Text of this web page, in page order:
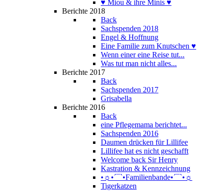
♥ Miou & ihre Minis ♥
Berichte 2018
Back
Sachspenden 2018
Engel & Hoffnung
Eine Familie zum Knutschen ♥
Wenn einer eine Reise tut...
Was tut man nicht alles...
Berichte 2017
Back
Sachspenden 2017
Grisabella
Berichte 2016
Back
eine Pflegemama berichtet...
Sachspenden 2016
Daumen drücken für Lillifee
Lillifee hat es nicht geschafft
Welcome back Sir Henry
Kastration & Kennzeichnung
•☼•´¯`•Familienbande•´¯`•☼
Tigerkatzen